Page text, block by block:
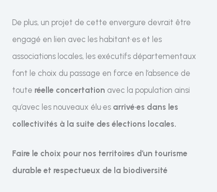
De plus, un projet de cette envergure devrait être
engagé en lien avec les habitant·es et les
associations locales, les exécutifs départementaux
font le choix du passage en force en l’absence de
toute réelle concertation avec la population ainsi
qu’avec les nouveaux élu·es arrivé·es dans les
collectivités à la suite des élections locales.
Faire le choix pour nos territoires d’un tourisme
durable et respectueux de la biodiversité